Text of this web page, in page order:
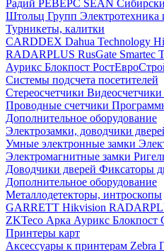
Радий РЕВЕРС SEAN
Штольц Групп Электротехника
Турникеты, калитки
CARDDEX Dahua Technology
RADARPLUS RusGate Smartec
Аурикс Блокпост
Системы подсчета посетителей
Стереосчетчики Видеосчетчики
Проводные счетчики
Дополнительное оборудование
Электрозамки, доводчики
Умные электронные замки
Электромагнитные замки
Доводчики дверей Фиксаторы
Дополнительное оборудование
Металлодетекторы, интроскопы
GARRETT Hikvision
ZKTeco Арка Аурикс Блокпост
Принтеры карт
Аксессуары к принтерам Zebra